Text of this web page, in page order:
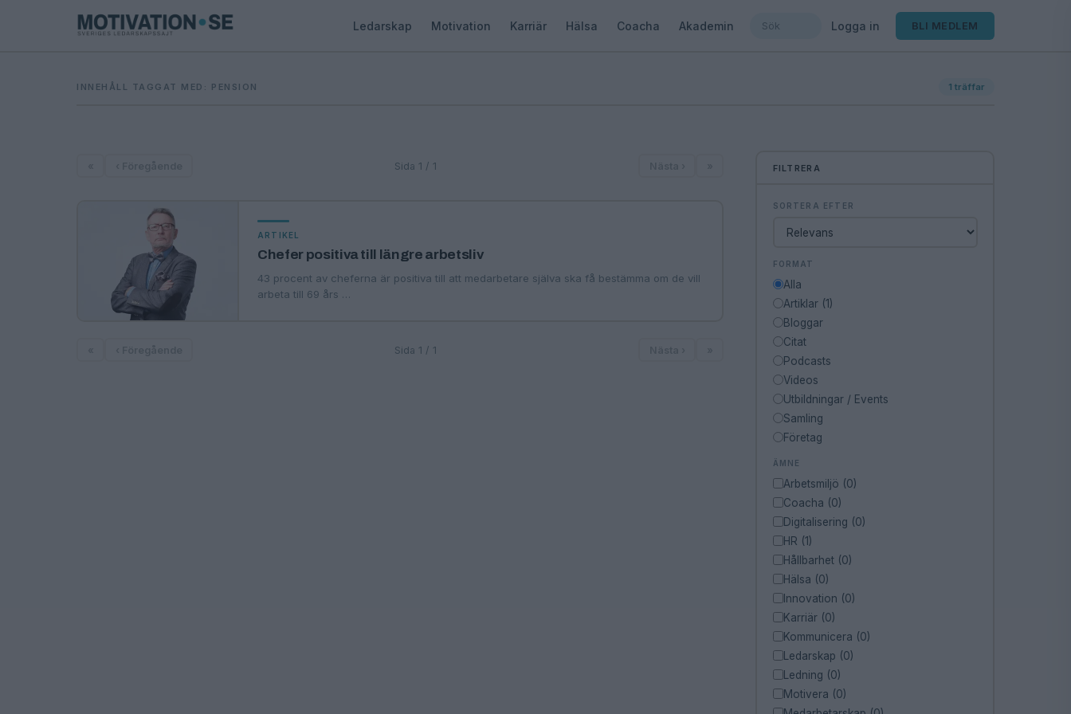
Ledarskap Motivation Karriär Hälsa Coacha Akademin Logga in BLI MEDLEM
INNEHÅLL TAGGAT MED: PENSION 1 träffar
Sida 1 / 1
ARTIKEL
Chefer positiva till längre arbetsliv
43 procent av cheferna är positiva till att medarbetare själva ska få bestämma om de vill
arbeta till 69 års …
Sida 1 / 1
FILTRERA
SORTERA EFTER
FORMAT
Alla
Artiklar (1)
Bloggar
Citat
Podcasts
Videos
Utbildningar / Events
Samling
Företag
ÄMNE
Arbetsmiljö (0)
Coacha (0)
Digitalisering (0)
HR (1)
Hållbarhet (0)
Hälsa (0)
Innovation (0)
Karriär (0)
Kommunicera (0)
Ledarskap (0)
Ledning (0)
Motivera (0)